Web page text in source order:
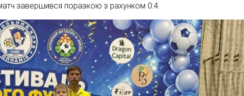
завершився поразкою з рахунком 0:4.